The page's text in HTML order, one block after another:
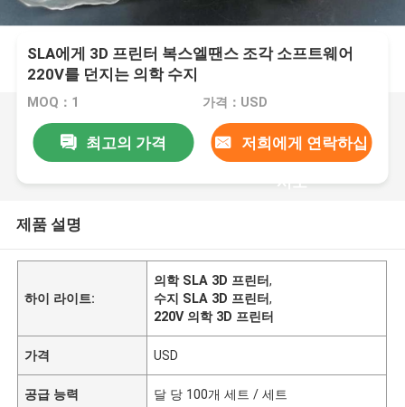
SLA에게 3D 프린터 복스엘땐스 조각 소프트웨어
220V를 던지는 의학 수지
MOQ：1 가격：USD
최고의 가격 저희에게 연락하십
시오
제품 설명
하이 라이트:
의학 SLA 3D 프린터,
수지 SLA 3D 프린터,
220V 의학 3D 프린터
가격 USD
공급 능력 달 당 100개 세트 / 세트